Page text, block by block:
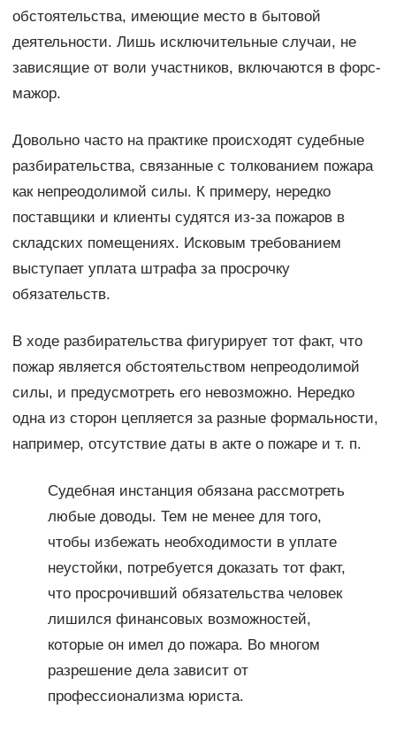
обстоятельства, имеющие место в бытовой
деятельности. Лишь исключительные случаи, не
зависящие от воли участников, включаются в форс-
мажор.
Довольно часто на практике происходят судебные
разбирательства, связанные с толкованием пожара
как непреодолимой силы. К примеру, нередко
поставщики и клиенты судятся из-за пожаров в
складских помещениях. Исковым требованием
выступает уплата штрафа за просрочку
обязательств.
В ходе разбирательства фигурирует тот факт, что
пожар является обстоятельством непреодолимой
силы, и предусмотреть его невозможно. Нередко
одна из сторон цепляется за разные формальности,
например, отсутствие даты в акте о пожаре и т. п.
Судебная инстанция обязана рассмотреть
любые доводы. Тем не менее для того,
чтобы избежать необходимости в уплате
неустойки, потребуется доказать тот факт,
что просрочивший обязательства человек
лишился финансовых возможностей,
которые он имел до пожара. Во многом
разрешение дела зависит от
профессионализма юриста.